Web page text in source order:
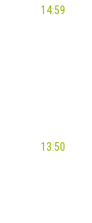
14:59
13:50